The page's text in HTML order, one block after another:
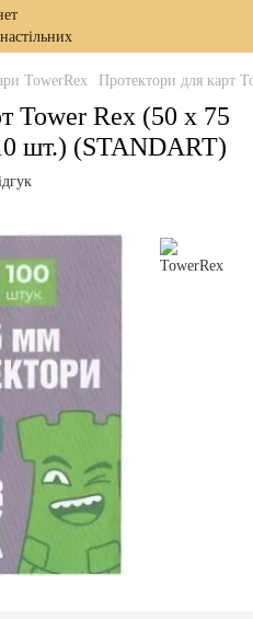
TowerRex Протектори для карт
Tower Rex (50 х 75
шт.) (STANDART)